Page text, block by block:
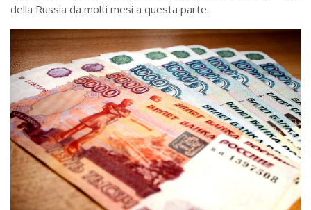
della Russia da molti mesi a questa parte.